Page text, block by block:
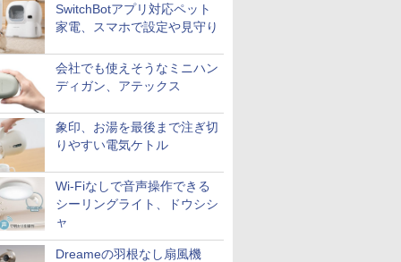
SwitchBotアプリ対応ペット
家電、スマホで設定や見守り
会社でも使えそうなミニハン
ディガン、アテックス
象印、お湯を最後まで注ぎ切
りやすい電気ケトル
Wi-Fiなしで音声操作できる
シーリングライト、ドウシシ
ャ
Dreameの羽根なし扇風機